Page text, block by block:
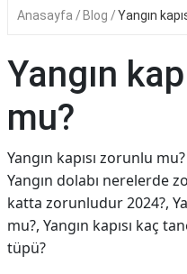
Anasayfa Blog Yangın
Yangın
mu?
Yangın kapısı zorunlu
Yangın dolabı nerelerde
katta zorunludur 2024?,
mu?, Yangın kapısı kaç
tüpü?